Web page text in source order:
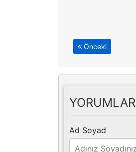
Önceki
YORUMLAR
Ad Soyad